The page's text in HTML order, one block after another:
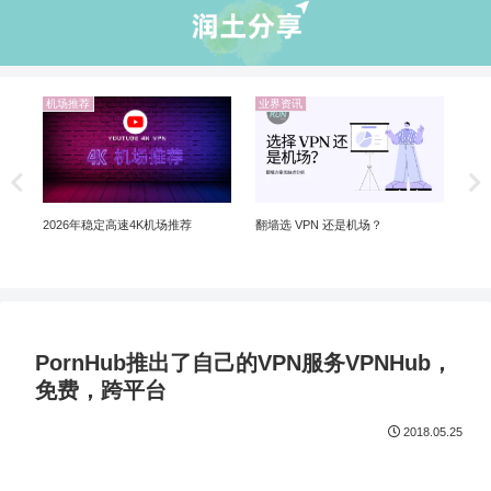
机场推荐
2026年稳定高速4K机场推荐
业界资讯
翻墙选 VPN 还是机场？
PornHub推出了自己的VPN服务VPNHub，
免费，跨平台
2018.05.25